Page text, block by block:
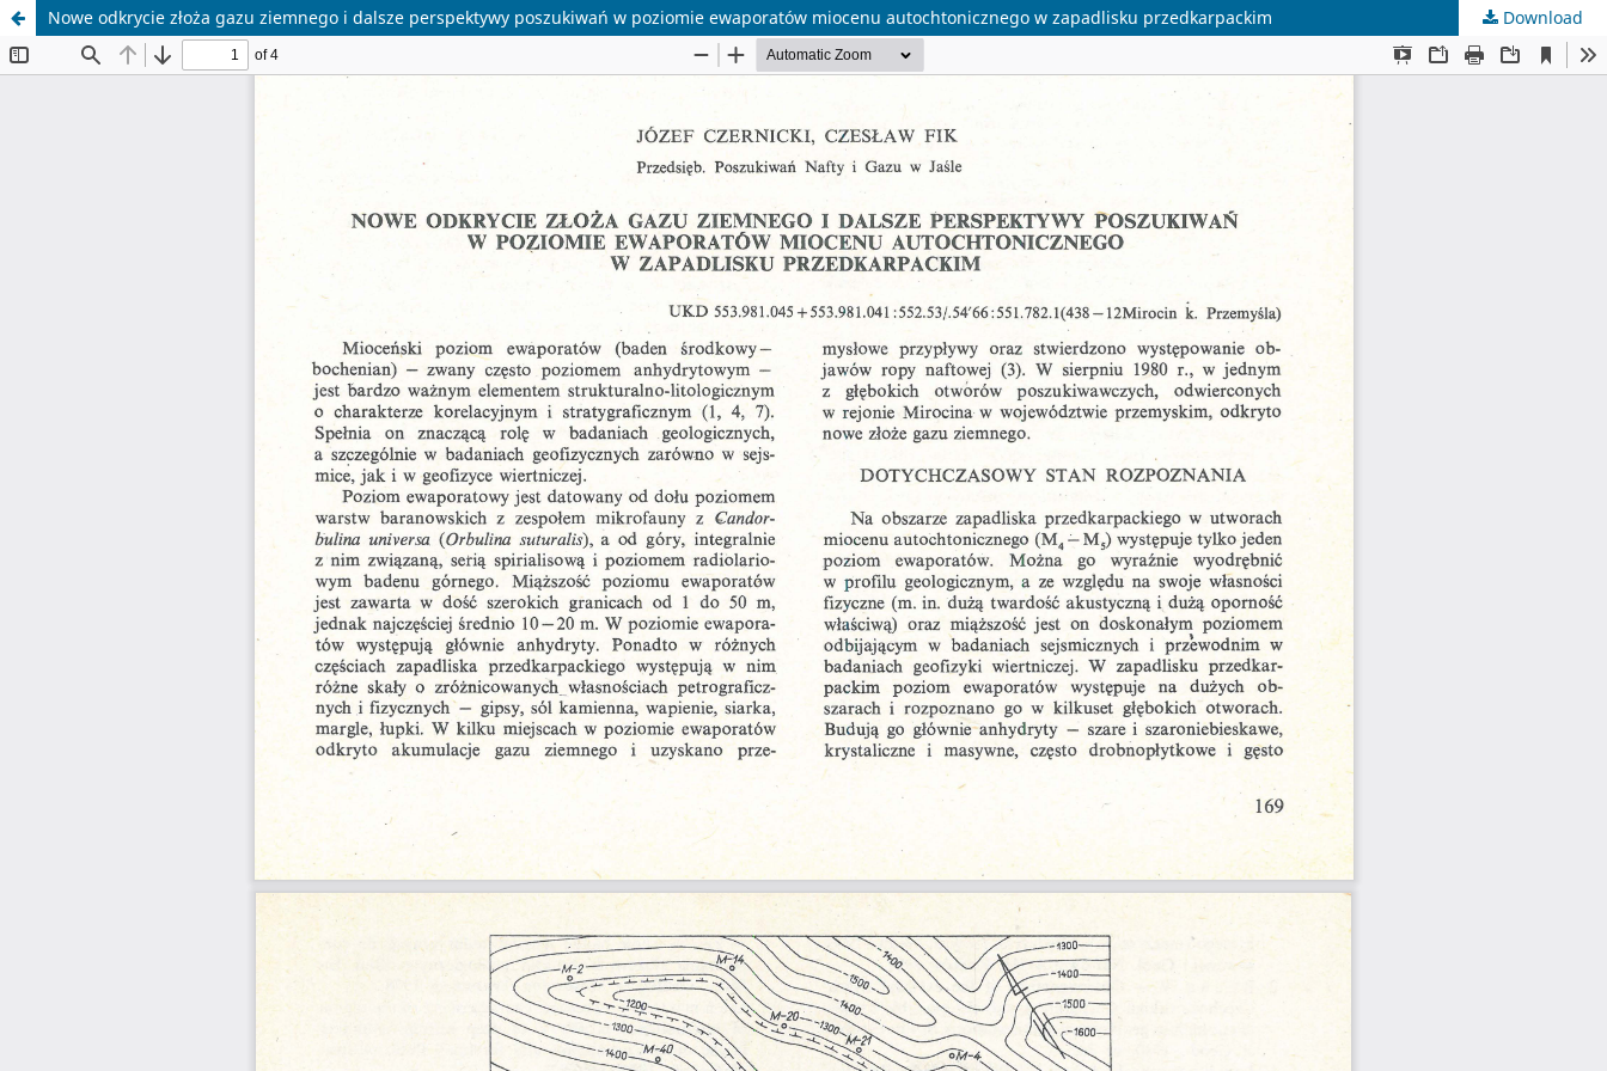
Nowe odkrycie złoża gazu ziemnego i dalsze perspektywy poszukiwań w poziomie ewaporatów miocenu autochtonicznego w zapadlisku przedkarpackim Download